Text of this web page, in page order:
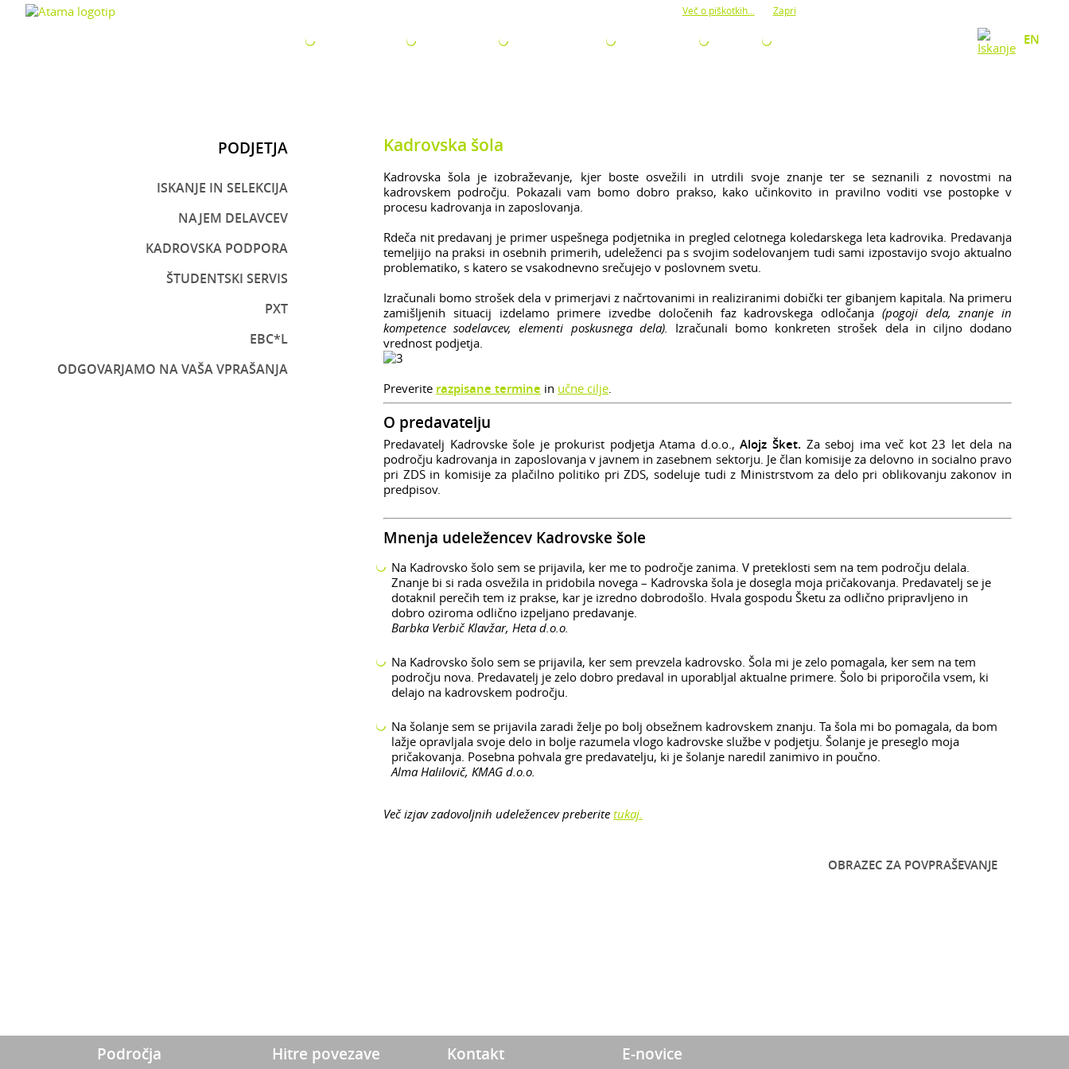
Več o piškotkih... Zapri
EN
PODJETJA
ISKANJE IN SELEKCIJA
NAJEM DELAVCEV
KADROVSKA PODPORA
ŠTUDENTSKI SERVIS
PXT
EBC*L
ODGOVARJAMO NA VAŠA VPRAŠANJA
Kadrovska šola
Kadrovska šola je izobraževanje, kjer boste osvežili in utrdili svoje znanje ter se seznanili z novostmi na
kadrovskem področju. Pokazali vam bomo dobro prakso, kako učinkovito in pravilno voditi vse postopke v
procesu kadrovanja in zaposlovanja.
Rdeča nit predavanj je primer uspešnega podjetnika in pregled celotnega koledarskega leta kadrovika. Predavanja
temeljijo na praksi in osebnih primerih, udeleženci pa s svojim sodelovanjem tudi sami izpostavijo svojo aktualno
problematiko, s katero se vsakodnevno srečujejo v poslovnem svetu.
Izračunali bomo strošek dela v primerjavi z načrtovanimi in realiziranimi dobički ter gibanjem kapitala. Na primeru
zamišljenih situacij izdelamo primere izvedbe določenih faz kadrovskega odločanja (pogoji dela, znanje in
kompetence sodelavcev, elementi poskusnega dela). Izračunali bomo konkreten strošek dela in ciljno dodano
vrednost podjetja.
Preverite razpisane termine in učne cilje.
O predavatelju
Predavatelj Kadrovske šole je prokurist podjetja Atama d.o.o.,Alojz Šket. Za seboj ima več kot 23 let dela na
področju kadrovanja in zaposlovanja v javnem in zasebnem sektorju. Je član komisije za delovno in socialno pravo
pri ZDS in komisije za plačilno politiko pri ZDS, sodeluje tudi z Ministrstvom za delo pri oblikovanju zakonov in
predpisov.
Mnenja udeležencev Kadrovske šole
Na Kadrovsko šolo sem se prijavila, ker me to področje zanima. V preteklosti sem na tem področju delala.
Znanje bi si rada osvežila in pridobila novega – Kadrovska šola je dosegla moja pričakovanja. Predavatelj se je
dotaknil perečih tem iz prakse, kar je izredno dobrodošlo. Hvala gospodu Šketu za odlično pripravljeno in
dobro oziroma odlično izpeljano predavanje.
Barbka Verbič Klavžar, Heta d.o.o.
Na Kadrovsko šolo sem se prijavila, ker sem prevzela kadrovsko. Šola mi je zelo pomagala, ker sem na tem
področju nova. Predavatelj je zelo dobro predaval in uporabljal aktualne primere. Šolo bi priporočila vsem, ki
delajo na kadrovskem področju.
Na šolanje sem se prijavila zaradi želje po bolj obsežnem kadrovskem znanju. Ta šola mi bo pomagala, da bom
lažje opravljala svoje delo in bolje razumela vlogo kadrovske službe v podjetju. Šolanje je preseglo moja
pričakovanja. Posebna pohvala gre predavatelju, ki je šolanje naredil zanimivo in poučno.
Alma Halilovič, KMAG d.o.o.
Več izjav zadovoljnih udeležencev preberite tukaj.
OBRAZEC ZA POVPRAŠEVANJE
Področja Hitre povezave Kontakt E-novice